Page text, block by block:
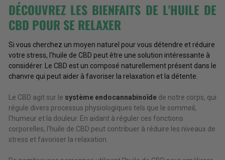
DÉCOUVREZ LES BIENFAITS DE L'HUILE DE
CBD POUR SE RELAXER
Si vous cherchez un moyen naturel pour vous détendre et réduire
votre stress, l'huile de CBD peut être une solution intéressante à
considérer. Le CBD est un composé naturellement présent dans le
chanvre qui peut aider à favoriser la relaxation et la détente.
Le CBD agit sur le système endocannabinoïdede notre corps, qui
régule divers processus physiologiques tels que le sommeil,
l'humeur et la douleur. En aidant à réguler ces fonctions
corporelles, l'huile de CBD peut contribuer à réduire les niveaux de
stress et favoriser la relaxation.